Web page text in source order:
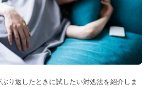
り返したときに試したい対処法を紹介しま